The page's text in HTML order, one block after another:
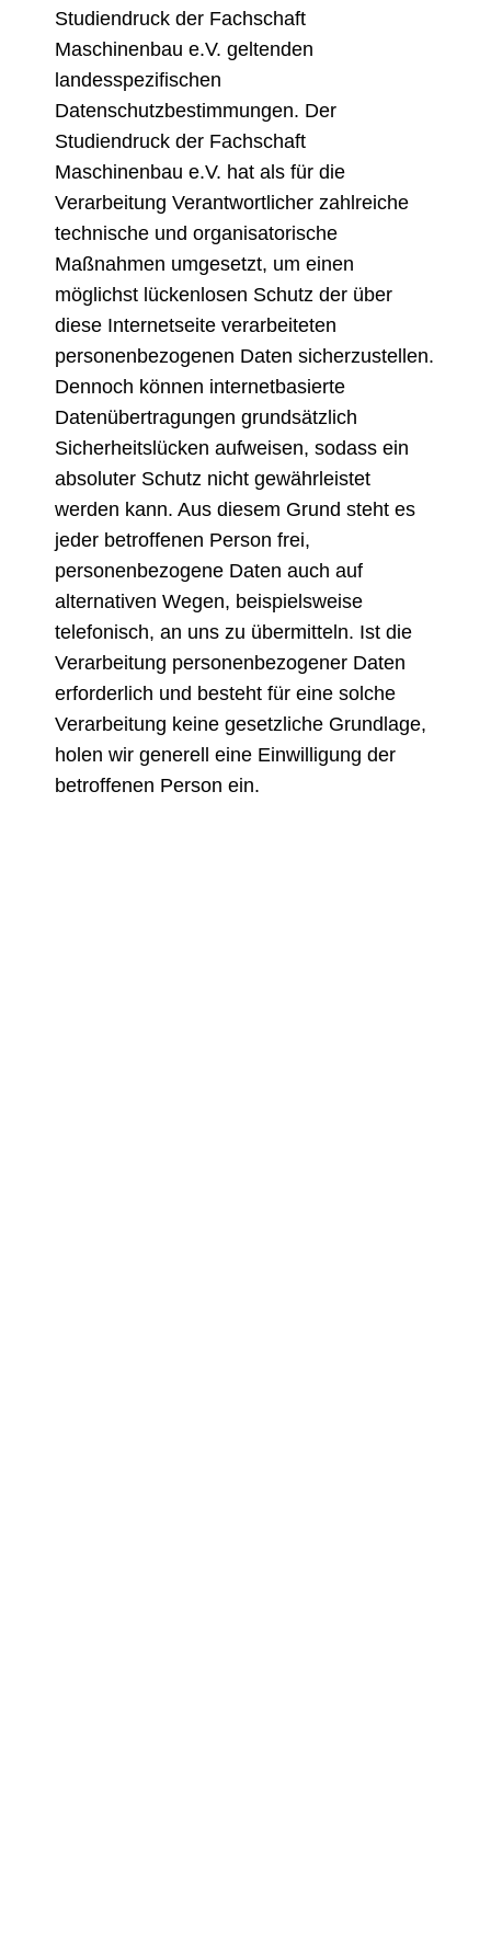
Studiendruck der Fachschaft
Maschinenbau e.V. geltenden
landesspezifischen
Datenschutzbestimmungen. Der
Studiendruck der Fachschaft
Maschinenbau e.V. hat als für die
Verarbeitung Verantwortlicher zahlreiche
technische und organisatorische
Maßnahmen umgesetzt, um einen
möglichst lückenlosen Schutz der über
diese Internetseite verarbeiteten
personenbezogenen Daten sicherzustellen.
Dennoch können internetbasierte
Datenübertragungen grundsätzlich
Sicherheitslücken aufweisen, sodass ein
absoluter Schutz nicht gewährleistet
werden kann. Aus diesem Grund steht es
jeder betroffenen Person frei,
personenbezogene Daten auch auf
alternativen Wegen, beispielsweise
telefonisch, an uns zu übermitteln. Ist die
Verarbeitung personenbezogener Daten
erforderlich und besteht für eine solche
Verarbeitung keine gesetzliche Grundlage,
holen wir generell eine Einwilligung der
betroffenen Person ein.